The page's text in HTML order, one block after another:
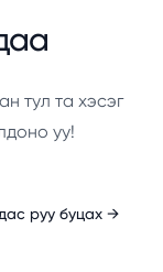
тул та хэсэг
уу!
руу буцах →